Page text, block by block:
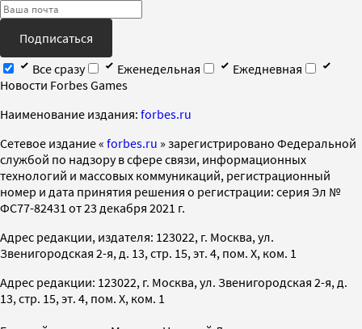
Подписаться
Все сразу
Еженедельная
Ежедневная
Новости Forbes Games
Наименование издания: forbes.ru
Cетевое издание « forbes.ru » зарегистрировано Федеральной
службой по надзору в сфере связи, информационных
технологий и массовых коммуникаций, регистрационный
номер и дата принятия решения о регистрации: серия Эл №
ФС77-82431 от 23 декабря 2021 г.
Адрес редакции, издателя: 123022, г. Москва, ул.
Звенигородская 2-я, д. 13, стр. 15, эт. 4, пом. X, ком. 1
Адрес редакции: 123022, г. Москва, ул. Звенигородская 2-я, д.
13, стр. 15, эт. 4, пом. X, ком. 1